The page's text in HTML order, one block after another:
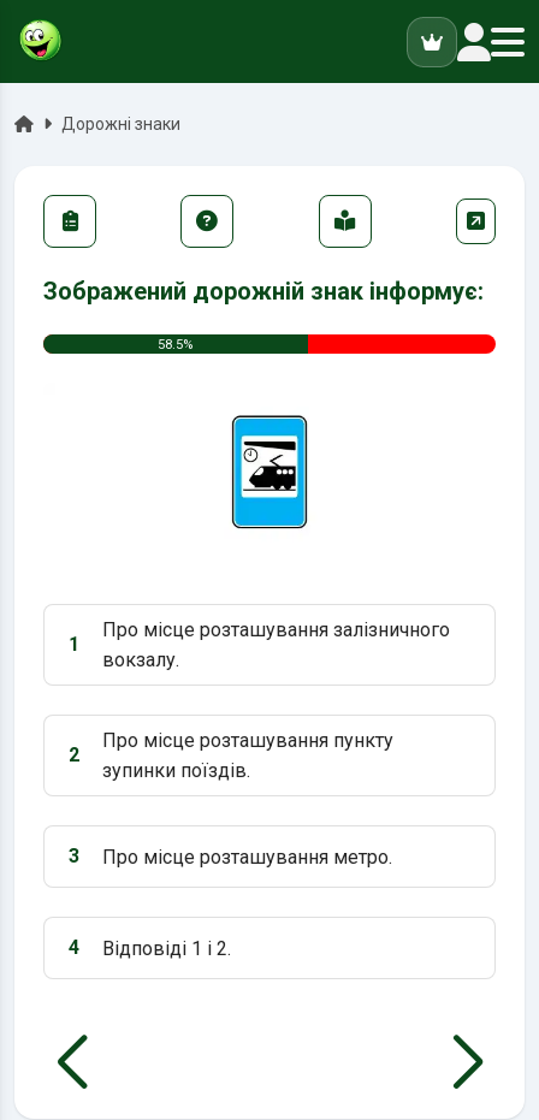
ГоловнаДорожні знаки
Зображений дорожній знак інформує:
58.5%
Варіант 1:
1
Про місце розташування залізничного
вокзалу.
Варіант 2:
2
Про місце розташування пункту
зупинки поїздів.
Варіант 3:
3 Про місце розташування метро.
Варіант 4:
4 Відповіді 1 і 2.